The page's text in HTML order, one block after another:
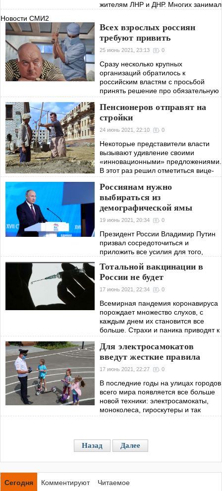
жителям ЛНР и ДНР. Многих занимал
как и действительно абсурдных
Новости СМИ2
Всех взрослых россиян
требуют привить
25 июнь 2021, 23:13 0
Сразу несколько крупных
организаций обратилось к
российским властям с просьбой
принять решение про обязательную
вакцинацию каждого взрослого
гражданина Российской Федерации.
С таким призывом к
Пенсионеров отправят на
стройки
24 июнь 2021, 22:10 0
Некоторые представители власти
вызывают удивление своими
«инновационными» предложениями.
В этот раз решил отметиться вице-
премьер РФ Марат Хуснуллин, он
предложил трудоустроить незанятых
пенсионеров.
Россиянам нужно
выбираться из
демографической ямы
19 июнь 2021, 20:34 0
Президент России Владимир Путин
призвал сосредоточиться и
приложить все усилия для того,
преодолением демографической
ямы в нашей стране. С этим
заявлением российский лидер
Тотальной вакцинации в
России не будет
17 июнь 2021, 22:34 0
Всемирная пандемия коронавируса
порождает множество слухов, с
каждым днем их становится все
больше. Страхи и паника приводят к
тому, что люди начинают
придумывать самые мрачные
сценарии нашего
Для электросамокатов
введут жесткие правила
17 июнь 2021, 22:27 0
В последние годы на улицах городов
всего мира появляется все больше
новой техники: электросамокаты,
моноколеса, гироскутеры и так
далее. С одной стороны – это
Назад
Далее
Сегодня Комментируют Читаемое